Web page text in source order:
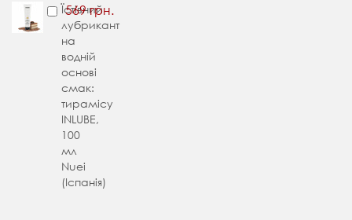
Їстівний
лубрикант
на
водній
основі
смак:
тирамісу
INLUBE,
100
мл
Nuei
(Іспанія)
569 грн.